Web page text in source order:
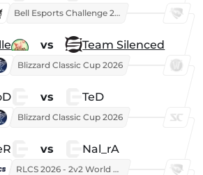
Bell Esports Challenge 2026
vs Team Silenced
Blizzard Classic Cup 2026
vs TeD
Blizzard Classic Cup 2026
vs Nal_rA
RLCS 2026 - 2v2 World Championship